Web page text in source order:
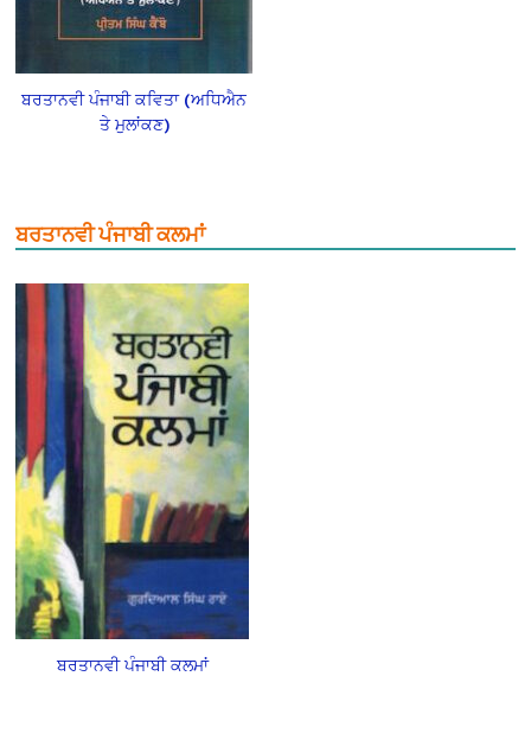
ਬਰਤਾਨਵੀ ਪੰਜਾਬੀ ਕਵਿਤਾ (ਅਧਿਐਨ
ਤੇ ਮੁਲਾਂਕਣ)
ਬਰਤਾਨਵੀ ਪੰਜਾਬੀ ਕਲਮਾਂ
ਬਰਤਾਨਵੀ ਪੰਜਾਬੀ ਕਲਮਾਂ